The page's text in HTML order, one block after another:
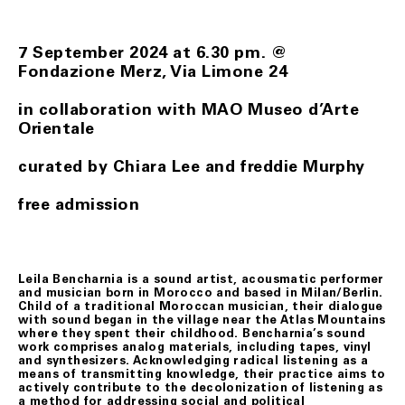
ricevuti.
Il Cliente, se assente al momento della consegna,
la modalità da seguire per concordare la consegna in una
diversa data. Qualora anche il secondo tentativo di
consegna non vada a buon fine, Fondazione Merz, se
Cliente, darà istruzioni per la risoluzione del problema.
ART. 7 DIRITTO DI RECESSO
(14) giorni lavorativi a far data dal giorno del ricevimento
degli stessi.
Ai fini della scadenza del termine suindicato, il/i
prodotto/i si intendono restituiti nel momento in cui
vengono consegnati al corriere.
I prodotti oggetto del recesso viaggiano a rischio del
Cliente. Qualora pervengano danneggiati a Fondazione
Merz, quest’ultimo gliene darà comunicazione allo scopo
7 September 2024 at 6.30 pm. @
Fondazione Merz, Via Limone 24
in collaboration with MAO Museo d’Arte
Orientale
curated by Chiara Lee and freddie Murphy
free admission
Leila Bencharnia is a sound artist, acousmatic performer
and musician born in Morocco and based in Milan/Berlin.
Child of a traditional Moroccan musician, their dialogue
with sound began in the village near the Atlas Mountains
where they spent their childhood. Bencharnia’s sound
work comprises analog materials, including tapes, vinyl
and synthesizers. Acknowledging radical listening as a
means of transmitting knowledge, their practice aims to
actively contribute to the decolonization of listening as
a method for addressing social and political